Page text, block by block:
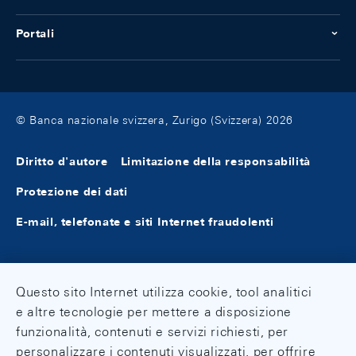
Portali
© Banca nazionale svizzera, Zurigo (Svizzera) 2026
Diritto d'autore Limitazione della responsabilità
Protezione dei dati
E-mail, telefonate e siti Internet fraudolenti
Questo sito Internet utilizza cookie, tool analitici
e altre tecnologie per mettere a disposizione
funzionalità, contenuti e servizi richiesti, per
personalizzare i contenuti visualizzati, per offrire